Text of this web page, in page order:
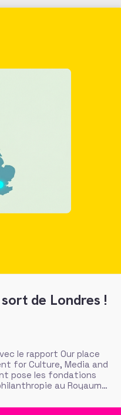
de Londres !
le rapport Our place
for Culture, Media and
pose les fondations
au Royaume-